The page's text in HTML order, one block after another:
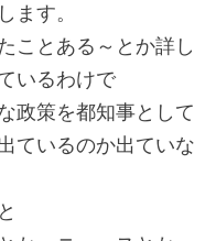
ます。
ことある～とか詳し
いるわけで
政策を都知事として
ているのか出ていな